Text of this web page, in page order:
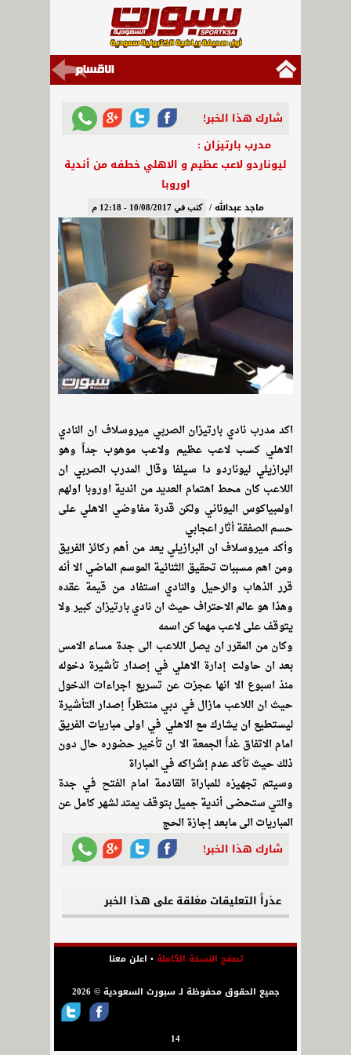
شارك هذا الخبر!
مدرب بارتيزان :
ليوناردو لاعب عظيم و الاهلي خطفه من أندية
اوروبا
ماجد عبدالله / كتب في 10/08/2017 - 12:18 م
اكد مدرب نادي بارتيزان الصربي ميروسلاف ان النادي
الاهلي كسب لاعب عظيم ولاعب موهوب جداً وهو
البرازيلي ليوناردو دا سيلفا وقال المدرب الصربي ان
اللاعب كان محط اهتمام العديد من اندية اوروبا اولهم
اولمبياكوس اليوناني ولكن قدرة مفاوضي الاهلي على
حسم الصفقة أثار اعجابي
وأكد ميروسلاف ان البرازيلي يعد من أهم ركائز الفريق
ومن اهم مسببات تحقيق الثنائية الموسم الماضي الا أنه
قرر الذهاب والرحيل والنادي استفاد من قيمة عقده
وهذا هو عالم الاحتراف حيث ان نادي بارتيزان كبير ولا
يتوقف على لاعب مهما كن اسمه
وكان من المقرر ان يصل اللاعب الى جدة مساء الامس
بعد ان حاولت إدارة الاهلي في إصدار تأشيرة دخوله
منذ اسبوع الا انها عجزت عن تسريع اجراءات الدخول
حيث ان اللاعب مازال في دبي منتظراً إصدار التأشيرة
ليستطيع ان يشارك مع الاهلي في اولى مباريات الفريق
امام الاتفاق غداً الجمعة الا ان تأخير حضوره حال دون
ذلك حيث تأكد عدم إشراكه في المباراة
وسيتم تجهيزه للمباراة القادمة امام الفتح في جدة
والتي ستحضى أندية جميل بتوقف يمتد لشهر كامل عن
المباريات الى مابعد إجازة الحج
شارك هذا الخبر!
عذراً التعليقات مغلقة على هذا الخبر
تصفح النسخة الكاملة• اعلن معنا
جميع الحقوق محفوظة لـ سبورت السعودية © 2026
14